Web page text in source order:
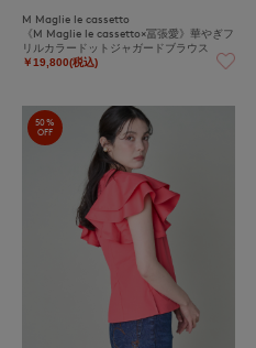
M Maglie le cassetto
《M Maglie le cassetto×冨張愛》華やぎフ
リルカラードットジャガードブラウス
￥19,800(税込)
50%
OFF